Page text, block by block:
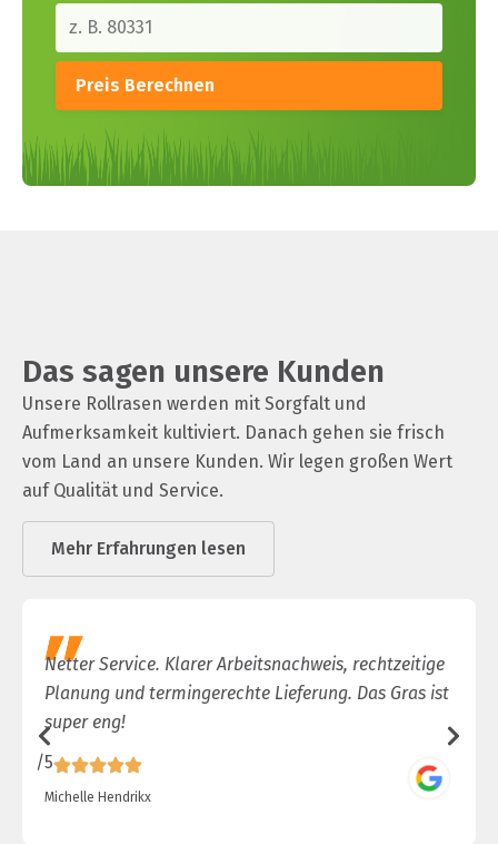
Preis Berechnen
Das sagen unsere Kunden
Unsere Rollrasen werden mit Sorgfalt und
Aufmerksamkeit kultiviert. Danach gehen sie frisch
vom Land an unsere Kunden. Wir legen großen Wert
auf Qualität und Service.
Mehr Erfahrungen lesen
Netter Service. Klarer Arbeitsnachweis, rechtzeitige
Planung und termingerechte Lieferung. Das Gras ist
super eng!
/5
Michelle Hendrikx